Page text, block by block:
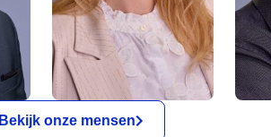
Bekijk onze mensen